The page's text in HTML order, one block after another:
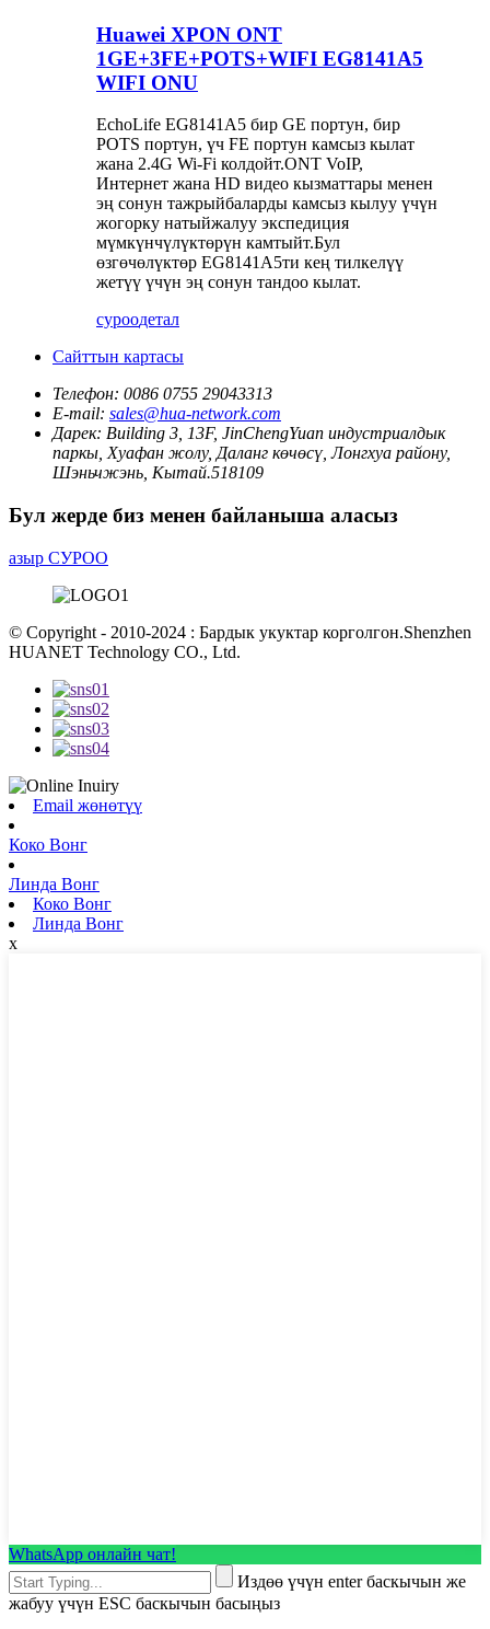
Huawei XPON ONT
1GE+3FE+POTS+WIFI EG8141A5
WIFI ONU
EchoLife EG8141A5 бир GE портун, бир
POTS портун, үч FE портун камсыз кылат
жана 2.4G Wi-Fi колдойт.ONT VoIP,
Интернет жана HD видео кызматтары менен
эң сонун тажрыйбаларды камсыз кылуу үчүн
жогорку натыйжалуу экспедиция
мүмкүнчүлүктөрүн камтыйт.Бул
өзгөчөлүктөр EG8141A5ти кең тилкелүү
жетүү үчүн эң сонун тандоо кылат.
суроодетал
Сайттын картасы
Телефон: 0086 0755 29043313
E-mail: sales@hua-network.com
Дарек: Building 3, 13F, JinChengYuan индустриалдык
паркы, Хуафан жолу, Даланг көчөсү, Лонгхуа району,
Шэньчжэнь, Кытай.518109
Бул жерде биз менен байланыша аласыз
азыр СУРОО
© Copyright - 2010-2024 : Бардык укуктар корголгон.Shenzhen
HUANET Technology CO., Ltd.
Email жөнөтүү
Коко Вонг
Линда Вонг
Коко Вонг
Линда Вонг
x
WhatsApp онлайн чат!
Издөө үчүн enter баскычын же
жабуу үчүн ESC баскычын басыңыз